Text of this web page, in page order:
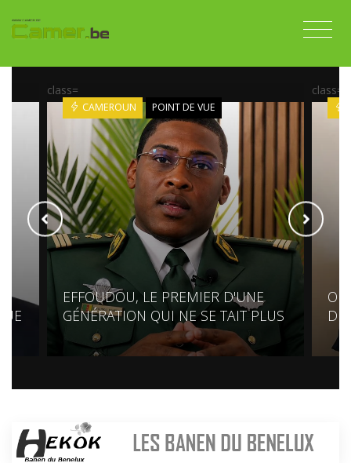
class=
CAMEROUN POINT DE VUE
EFFOUDOU, LE PREMIER D'UNE
GÉNÉRATION QUI NE SE TAIT PLUS
class=
DE